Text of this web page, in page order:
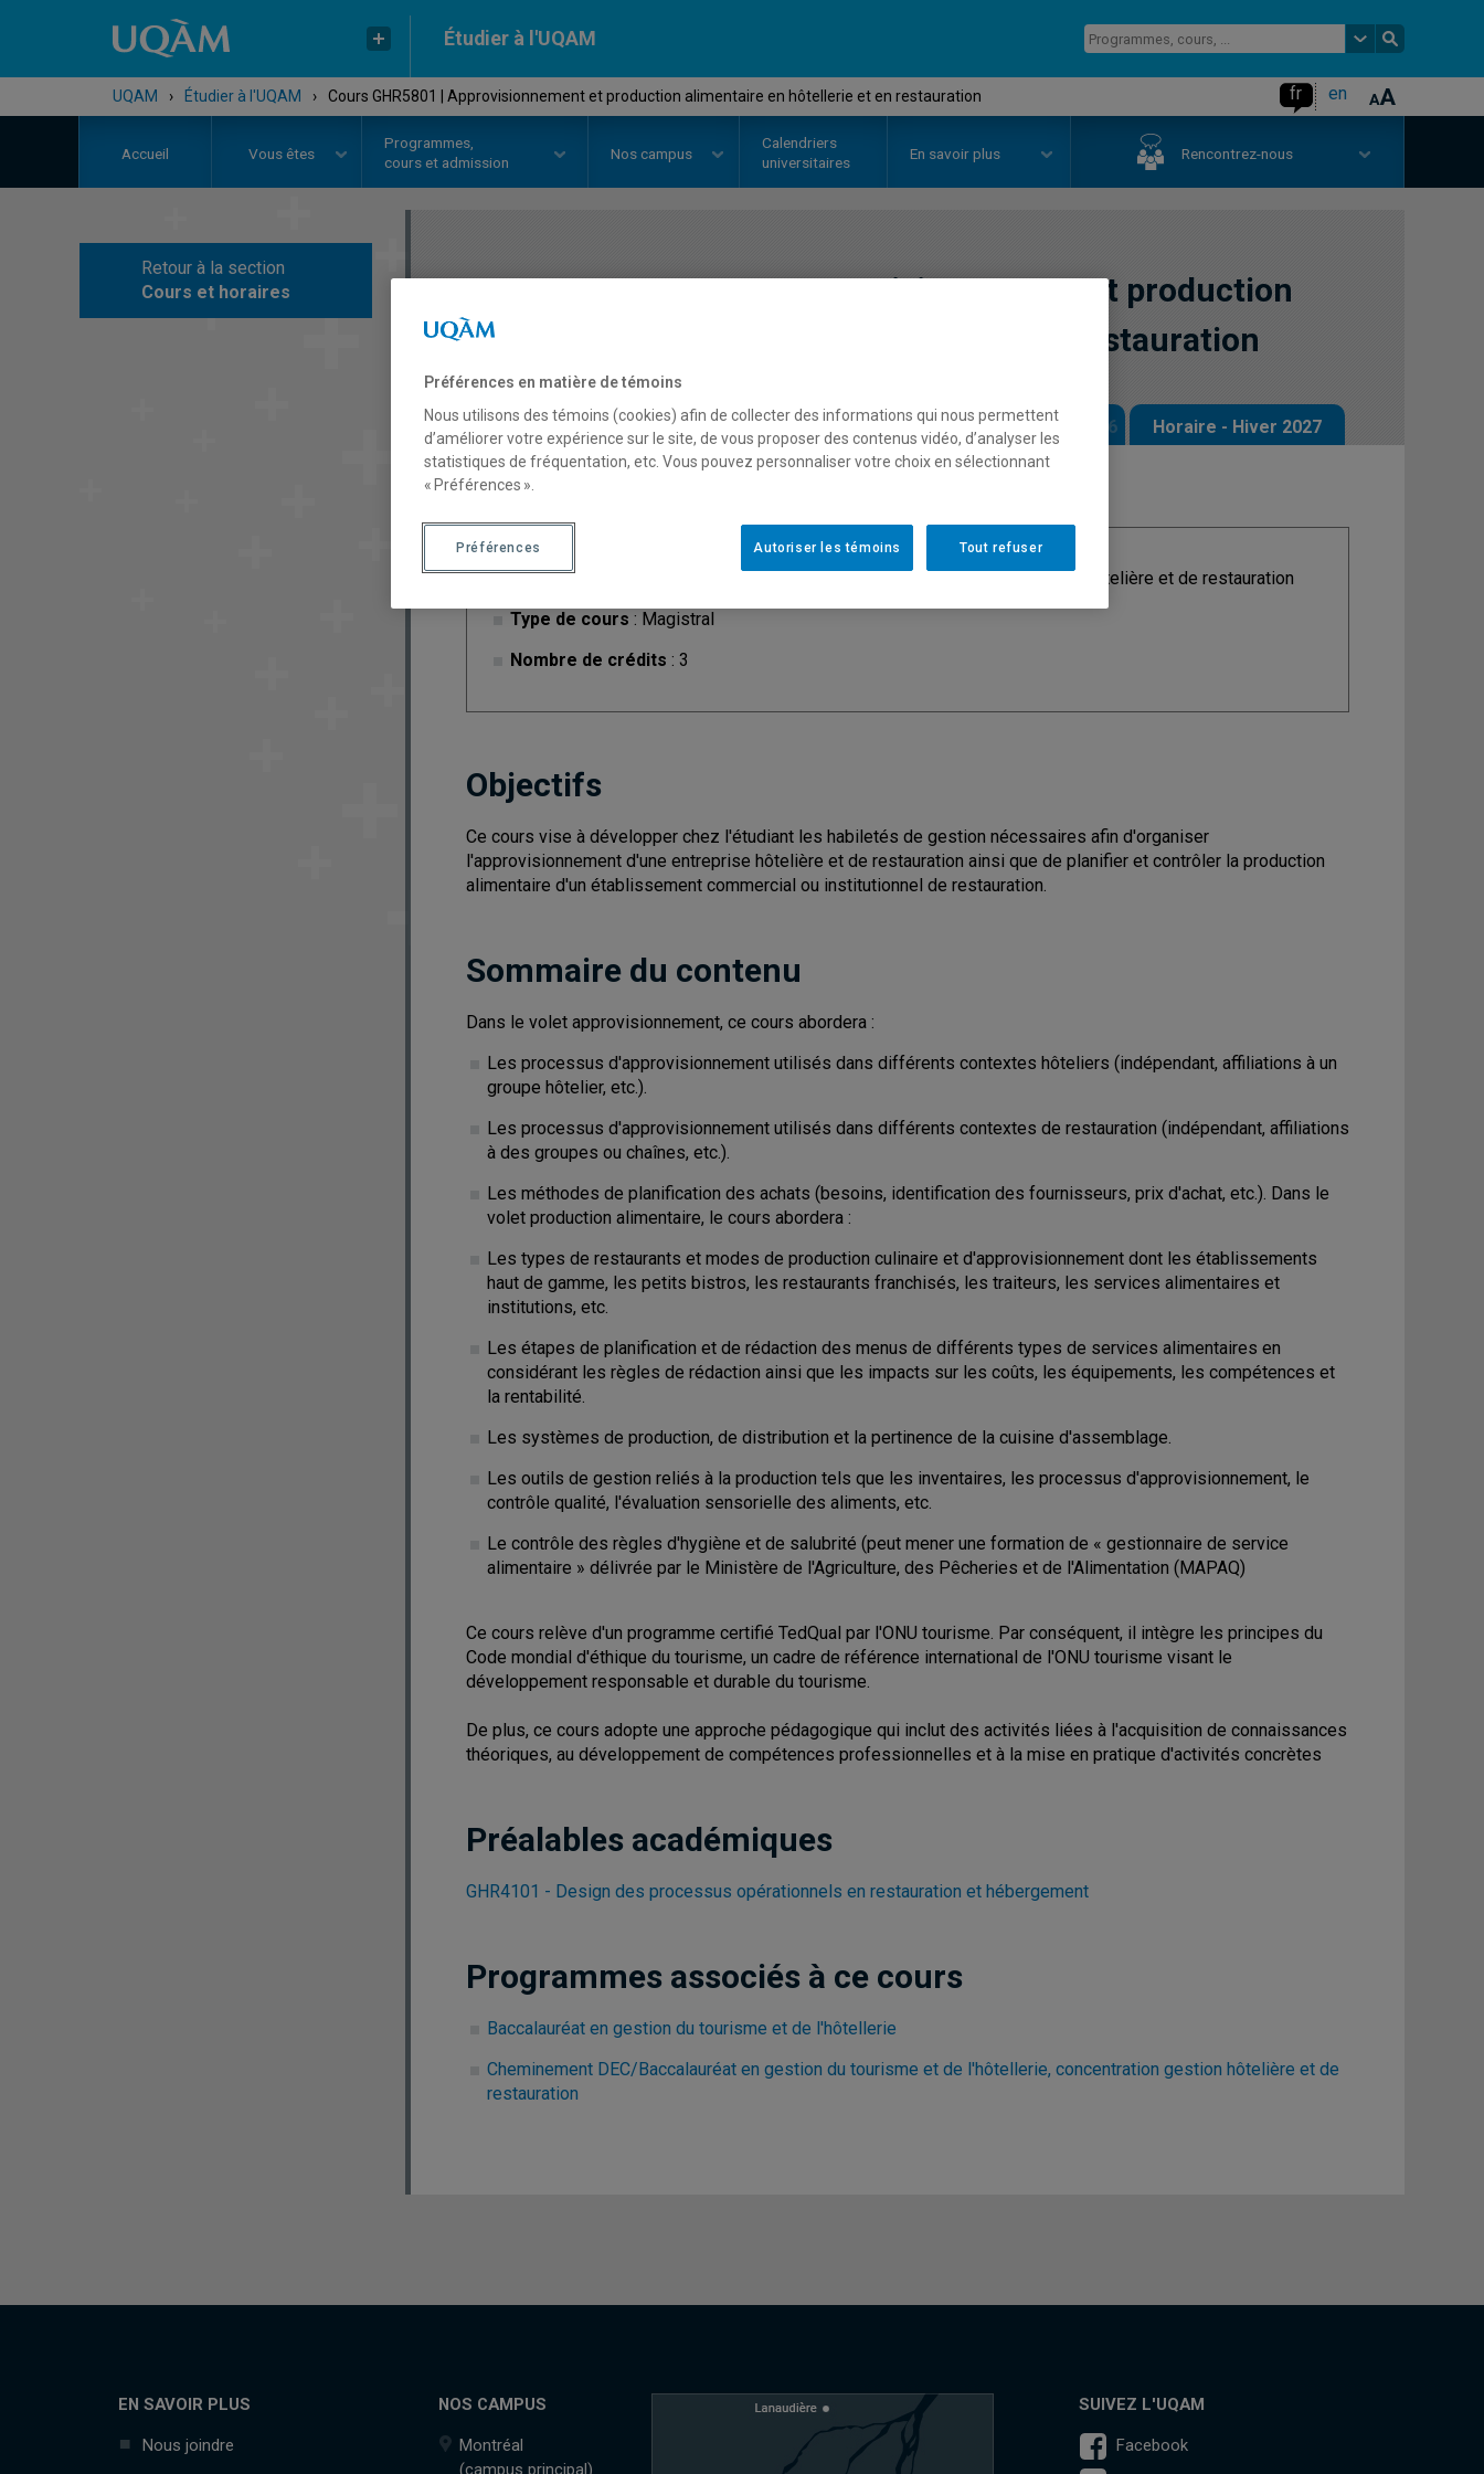
Étudier à l'UQAM
UQAM › Étudier à l'UQAM › Cours GHR5801 | Approvisionnement et production alimentaire en hôtellerie et en restauration fr en
Accueil Vous êtes
Programmes,
cours et admission
Nos campus
Calendriers
universitaires
En savoir plus Rencontrez-nous
Retour à la section
Cours et horaires
COURS// GHR5801-Approvisionnement et production
alimentaire en hôtellerie et en restauration
Description Horaire - Été 2026 Horaire - Automne 2026 Horaire - Hiver 2027
Cycle: 1
Type de cours : Magistral
Nombre de crédits : 3
Discipline: Gestion hôtelière et de restauration
Objectifs
Ce cours vise à développer chez l'étudiant les habiletés de gestion nécessaires afin d'organiser
l'approvisionnement d'une entreprise hôtelière et de restauration ainsi que de planifier et contrôler la production
alimentaire d'un établissement commercial ou institutionnel de restauration.
Sommaire du contenu
Dans le volet approvisionnement, ce cours abordera :
Les processus d'approvisionnement utilisés dans différents contextes hôteliers (indépendant, affiliations à un
groupe hôtelier, etc.).
Les processus d'approvisionnement utilisés dans différents contextes de restauration (indépendant, affiliations
à des groupes ou chaînes, etc.).
Les méthodes de planification des achats (besoins, identification des fournisseurs, prix d'achat, etc.). Dans le
volet production alimentaire, le cours abordera :
Les types de restaurants et modes de production culinaire et d'approvisionnement dont les établissements
haut de gamme, les petits bistros, les restaurants franchisés, les traiteurs, les services alimentaires et
institutions, etc.
Les étapes de planification et de rédaction des menus de différents types de services alimentaires en
considérant les règles de rédaction ainsi que les impacts sur les coûts, les équipements, les compétences et
la rentabilité.
Les systèmes de production, de distribution et la pertinence de la cuisine d'assemblage.
Les outils de gestion reliés à la production tels que les inventaires, les processus d'approvisionnement, le
contrôle qualité, l'évaluation sensorielle des aliments, etc.
Le contrôle des règles d'hygiène et de salubrité (peut mener une formation de « gestionnaire de service
alimentaire » délivrée par le Ministère de l'Agriculture, des Pêcheries et de l'Alimentation (MAPAQ)
Ce cours relève d'un programme certifié TedQual par l'ONU tourisme. Par conséquent, il intègre les principes du
Code mondial d'éthique du tourisme, un cadre de référence international de l'ONU tourisme visant le
développement responsable et durable du tourisme.
De plus, ce cours adopte une approche pédagogique qui inclut des activités liées à l'acquisition de connaissances
théoriques, au développement de compétences professionnelles et à la mise en pratique d'activités concrètes
Préalables académiques
GHR4101 - Design des processus opérationnels en restauration et hébergement
Programmes associés à ce cours
Baccalauréat en gestion du tourisme et de l'hôtellerie
Cheminement DEC/Baccalauréat en gestion du tourisme et de l'hôtellerie, concentration gestion hôtelière et de
restauration
EN SAVOIR PLUS
Nous joindre
NOS CAMPUS
Montréal
(campus principal)
SUIVEZ L'UQAM
Facebook
Préférences en matière de témoins
Nous utilisons des témoins (cookies) afin de collecter des informations qui nous permettent
d’améliorer votre expérience sur le site, de vous proposer des contenus vidéo, d’analyser les
statistiques de fréquentation, etc. Vous pouvez personnaliser votre choix en sélectionnant
« Préférences ».
Tout refuser
Autoriser les témoins
Préférences